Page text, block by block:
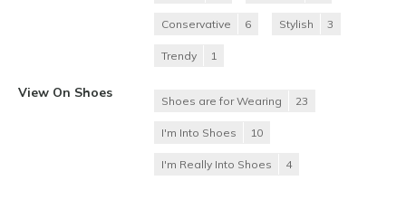
Conservative 6 Stylish 3
Trendy 1
View On Shoes
Shoes are for Wearing 23
I'm Into Shoes 10
I'm Really Into Shoes 4